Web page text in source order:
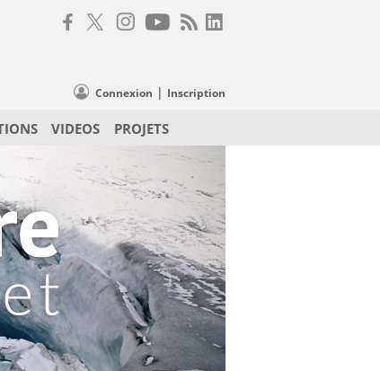
Connexion | Inscription
VIDEOS PROJETS